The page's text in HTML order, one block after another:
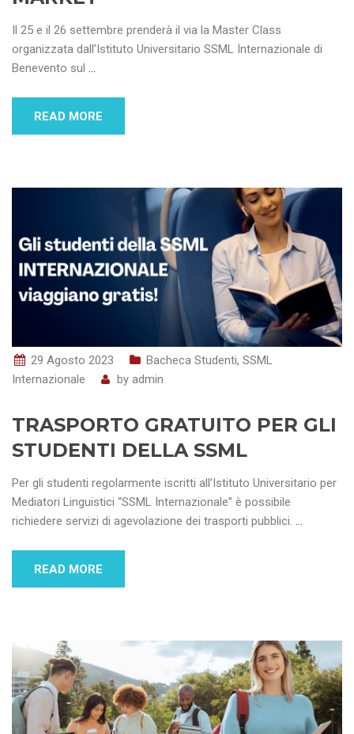
Il 25 e il 26 settembre prenderà il via la Master Class
organizzata dall’Istituto Universitario SSML Internazionale di
Benevento sul …
READ MORE
29 Agosto 2023 Bacheca Studenti, SSML
Internazionale
by admin
TRASPORTO GRATUITO PER GLI
STUDENTI DELLA SSML
Per gli studenti regolarmente iscritti all’Istituto Universitario per
Mediatori Linguistici “SSML Internazionale” è possibile
richiedere servizi di agevolazione dei trasporti pubblici. …
READ MORE